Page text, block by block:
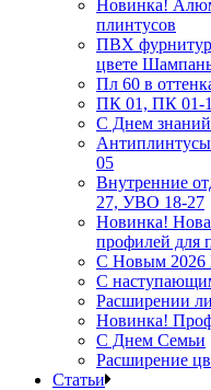
Новинка!
плинтусов
ПВХ
цвете
Пл 60 в
ПК 01, ПК 01-
С Днем
05
Внутренние
27, УВО 18-27
Новинка!
профилей для
С Новым 2026
С
Расширении
Новинка!
С Днем Семьи
Расширение
Статьи